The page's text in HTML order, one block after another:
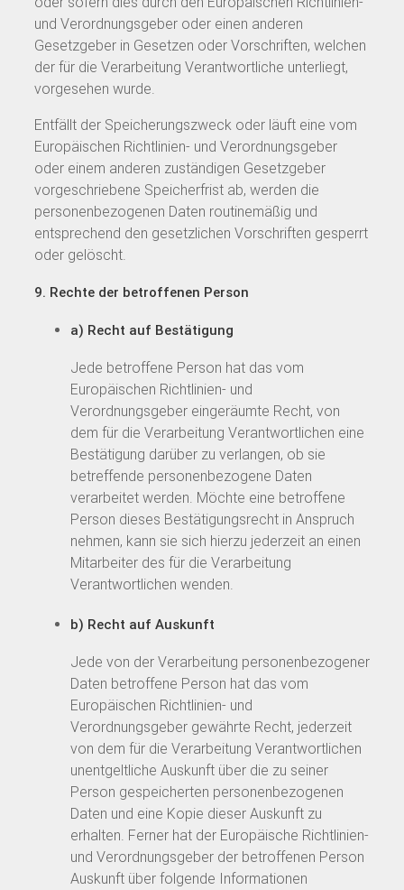
und Verordnungsgeber oder einen anderen
Gesetzgeber in Gesetzen oder Vorschriften, welchen
der für die Verarbeitung Verantwortliche unterliegt,
vorgesehen wurde.
Entfällt der Speicherungszweck oder läuft eine vom
Europäischen Richtlinien- und Verordnungsgeber
oder einem anderen zuständigen Gesetzgeber
vorgeschriebene Speicherfrist ab, werden die
personenbezogenen Daten routinemäßig und
entsprechend den gesetzlichen Vorschriften gesperrt
oder gelöscht.
9. Rechte der betroffenen Person
a) Recht auf Bestätigung
Jede betroffene Person hat das vom
Europäischen Richtlinien- und
Verordnungsgeber eingeräumte Recht, von
dem für die Verarbeitung Verantwortlichen eine
Bestätigung darüber zu verlangen, ob sie
betreffende personenbezogene Daten
verarbeitet werden. Möchte eine betroffene
Person dieses Bestätigungsrecht in Anspruch
nehmen, kann sie sich hierzu jederzeit an einen
Mitarbeiter des für die Verarbeitung
Verantwortlichen wenden.
b) Recht auf Auskunft
Jede von der Verarbeitung personenbezogener
Daten betroffene Person hat das vom
Europäischen Richtlinien- und
Verordnungsgeber gewährte Recht, jederzeit
von dem für die Verarbeitung Verantwortlichen
unentgeltliche Auskunft über die zu seiner
Person gespeicherten personenbezogenen
Daten und eine Kopie dieser Auskunft zu
erhalten. Ferner hat der Europäische Richtlinien-
und Verordnungsgeber der betroffenen Person
Auskunft über folgende Informationen